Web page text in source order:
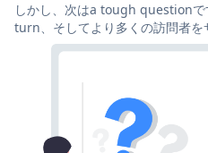
しかし、次はa tough questionで
turn、そしてより多くの訪問者を